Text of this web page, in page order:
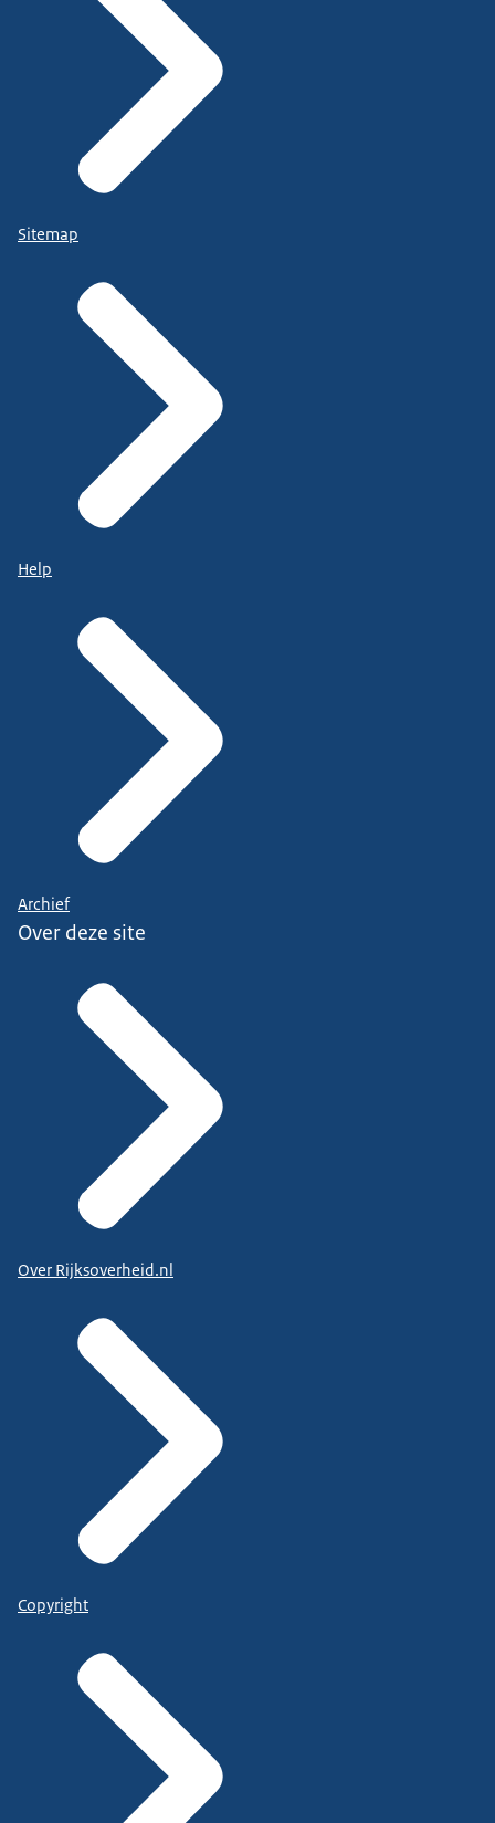
Sitemap
Help
Archief
Over deze site
Over Rijksoverheid.nl
Copyright